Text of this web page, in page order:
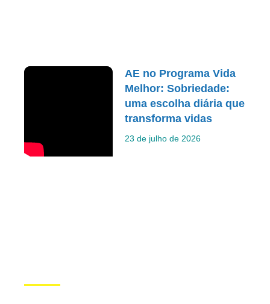
AE no Programa Vida
Melhor: Sobriedade:
uma escolha diária que
transforma vidas
23 de julho de 2026